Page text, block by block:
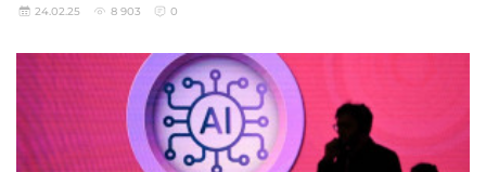
24.02.25 8 903 0